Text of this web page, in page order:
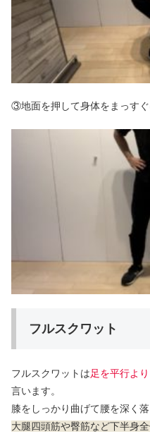
③地面を押して身体をまっす
フルスクワット
フルスクワットは足を平行よ
言います。
膝をしっかり曲げて腰を深く落
大腿四頭筋や臀筋など下半身